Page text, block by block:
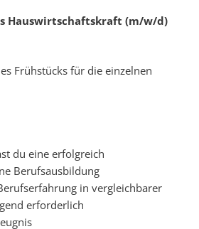
Hauswirtschaftskraft (m/w/d)
Frühstücks für die einzelnen
du eine erfolgreich
Berufsausbildung
in vergleichbarer
erforderlich